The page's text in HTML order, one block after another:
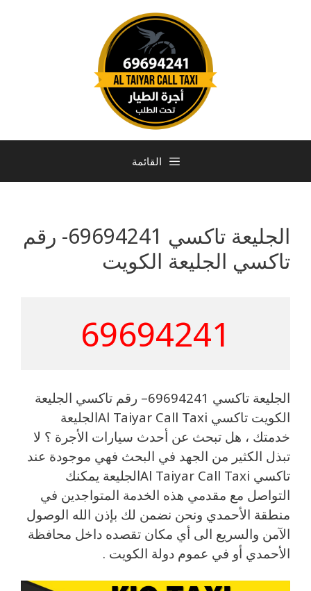
القائمة
الجليعة تاكسي 69694241- رقم
تاكسي الجليعة الكويت
69694241
الجليعة تاكسي 69694241– رقم تاكسي الجليعة
الكويت تاكسي Al Taiyar Call Taxiالجليعة
خدمتك ، هل تبحث عن أحدث سيارات الأجرة ؟ لا
تبذل الكثير من الجهد في البحث فهي موجودة عند
تاكسي Al Taiyar Call Taxiالجليعة يمكنك
التواصل مع مقدمي هذه الخدمة المتواجدين في
منطقة الأحمدي ونحن نضمن لك بإذن الله الوصول
الآمن والسريع الى أي مكان تقصده داخل محافظة
الأحمدي أو في عموم دولة الكويت .